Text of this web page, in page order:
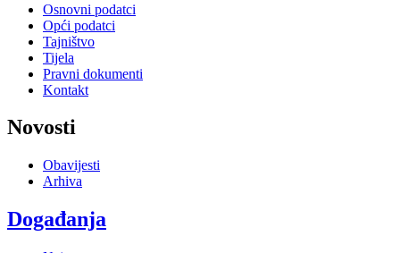
Osnovni podatci
Opći podatci
Tajništvo
Tijela
Pravni dokumenti
Kontakt
Novosti
Obavijesti
Arhiva
Događanja